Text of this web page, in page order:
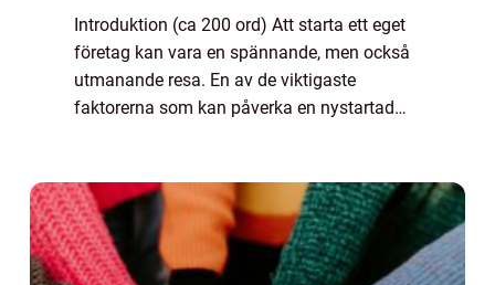
Introduktion (ca 200 ord) Att starta ett eget
företag kan vara en spännande, men också
utmanande resa. En av de viktigaste
faktorerna som kan påverka en nystartad
nystartade f...